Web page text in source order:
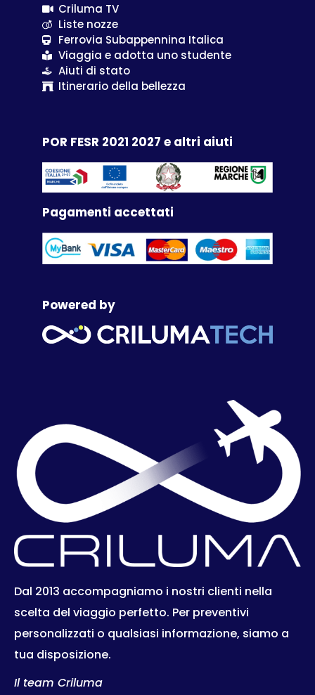
Criluma TV
Liste nozze
Ferrovia Subappennina Italica
Viaggia e adotta uno studente
Aiuti di stato
Itinerario della bellezza
POR FESR 2021 2027 e altri aiuti
Pagamenti accettati
Powered by
Dal 2013 accompagniamo i nostri clienti nella
scelta del viaggio perfetto. Per preventivi
personalizzati o qualsiasi informazione, siamo a
tua disposizione.
Il team Criluma